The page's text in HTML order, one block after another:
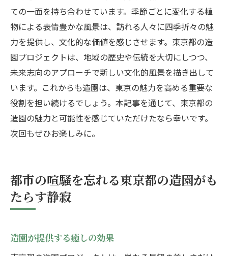
ての一面を持ち合わせています。季節ごとに変化する植
物による表情豊かな風景は、訪れる人々に四季折々の魅
力を提供し、文化的な価値を感じさせます。東京都の造
園プロジェクトは、地域の歴史や伝統を大切にしつつ、
未来志向のアプローチで新しい文化的風景を描き出して
います。これからも造園は、東京の魅力を高める重要な
役割を担い続けるでしょう。本記事を通じて、東京都の
造園の魅力と可能性を感じていただけたなら幸いです。
次回もぜひお楽しみに。
都市の喧騒を忘れる東京都の造園がも
たらす静寂
造園が提供する癒しの効果